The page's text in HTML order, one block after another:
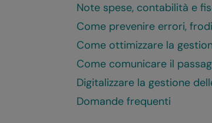
Note spese, contabilità e
Come prevenire errori,
Come ottimizzare la
Come comunicare il
Digitalizzare la gestione
Domande frequenti